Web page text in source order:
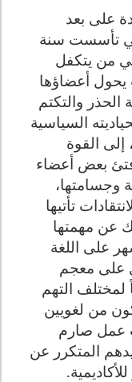
على بعد
تأسست سنة
هي من يتكفل
أعضاؤها
والتكتم
السياسية
القوة
بعض أعضاء
وجسامتها،
تأتيها
عن مهمتها
على اللغة
على معجم
لمختلف التهم
من لغويين
عمل صارم
المتكرر عن